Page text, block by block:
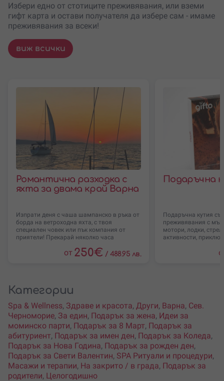
Избери едно от стотиците преживявания, или вземи
гифт карта и остави получателя да избере сам - имаме
преживявания за всеки!
виж всички
Романтична разходка с
яхта за двама край Варна
Изпрати деня с чаша шампанско в ръка от
борда на ветроходна яхта, с твоя
специален човек или пък компания от
приятели! Прекарай няколко часа
от 250€ / 488.95 лв.
Подаръчна
Подаръчна кутия
преживявания с
мотори, лодки,
активности,
Категории
Spa & Wellness, Здраве и красота, Други, Варна, Сев.
Черноморие, За един, Подарък за жена, Идеи за
моминско парти, Подарък за 8 Март, Подарък за
абитуриент, Подарък за имен ден, Подарък за Коледа,
Подарък за Нова Година, Подарък за рожден ден,
Подарък за Свети Валентин, SPA Ритуали и процедури,
Масажи и терапии, На закрито / в града, Подарък за
родители, Целогодишно